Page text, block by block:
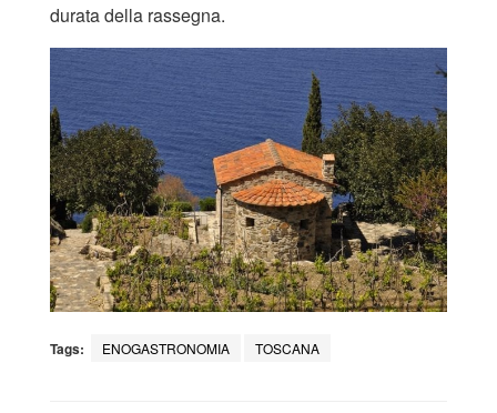
durata della rassegna.
Tags: ENOGASTRONOMIA TOSCANA